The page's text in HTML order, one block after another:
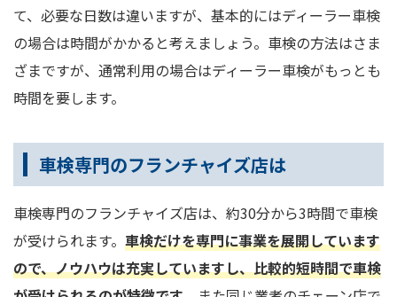
て、必要な日数は違いますが、基本的にはディーラー車検
の場合は時間がかかると考えましょう。車検の方法はさま
ざまですが、通常利用の場合はディーラー車検がもっとも
時間を要します。
車検専門のフランチャイズ店は
車検専門のフランチャイズ店は、約30分から3時間で車検
が受けられます。 車検だけを専門に事業を展開しています
ので、ノウハウは充実していますし、比較的短時間で車検